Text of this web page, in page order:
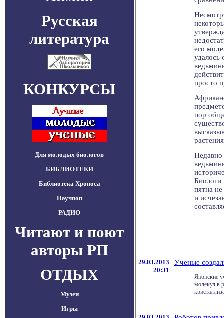
Русская
литература
КОНКУРСЫ
Для молодых биологов
БИБЛИОТЕКИ
Библиотека Хроноса
Научпоп
РАДИО
Читают и поют
авторы РП
ОТДЫХ
Музеи
Игры
его
удалось
просто
пор
Недавно
Биологи
пятна
и
29.03.2013
20:31
Ученые
Японские
молекул в